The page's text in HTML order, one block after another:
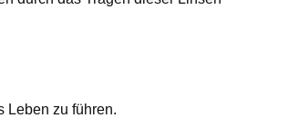
Leben zu führen.